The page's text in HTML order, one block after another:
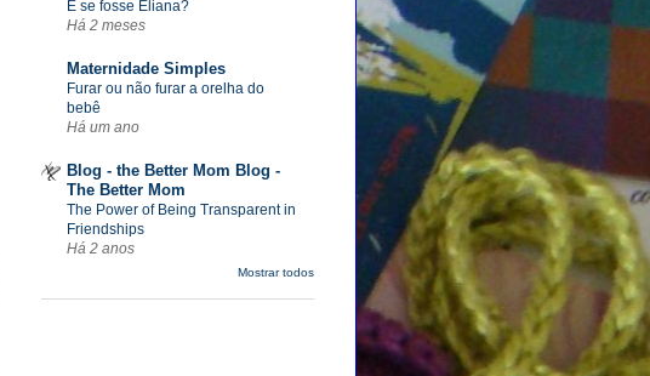
E se fosse Eliana?
Há 2 meses
Maternidade Simples
Furar ou não furar a orelha do
bebê
Há um ano
Blog - the Better Mom Blog -
The Better Mom
The Power of Being Transparent in
Friendships
Há 2 anos
Mostrar todos